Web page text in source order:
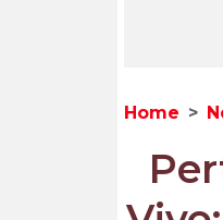
Home